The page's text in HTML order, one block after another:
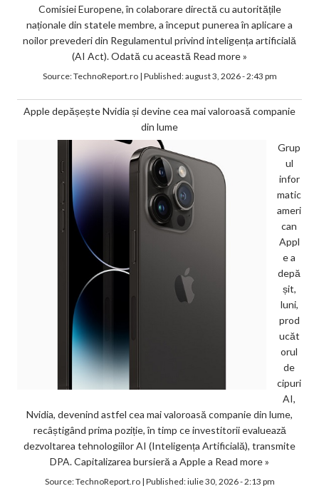
Comisiei Europene, în colaborare directă cu autoritățile
naționale din statele membre, a început punerea în aplicare a
noilor prevederi din Regulamentul privind inteligența artificială
(AI Act). Odată cu această Read more »
Source:TechnoReport.ro| Published:august 3, 2026 - 2:43 pm
Apple depășește Nvidia și devine cea mai valoroasă companie
din lume
Grup
ul
infor
matic
ameri
can
Appl
e a
depă
șit,
luni,
prod
ucăt
orul
de
cipuri
AI,
Nvidia, devenind astfel cea mai valoroasă companie din lume,
recâștigând prima poziție, în timp ce investitorii evaluează
dezvoltarea tehnologiilor AI (Inteligența Artificială), transmite
DPA. Capitalizarea bursieră a Apple a Read more »
Source:TechnoReport.ro| Published:iulie 30, 2026 - 2:13 pm